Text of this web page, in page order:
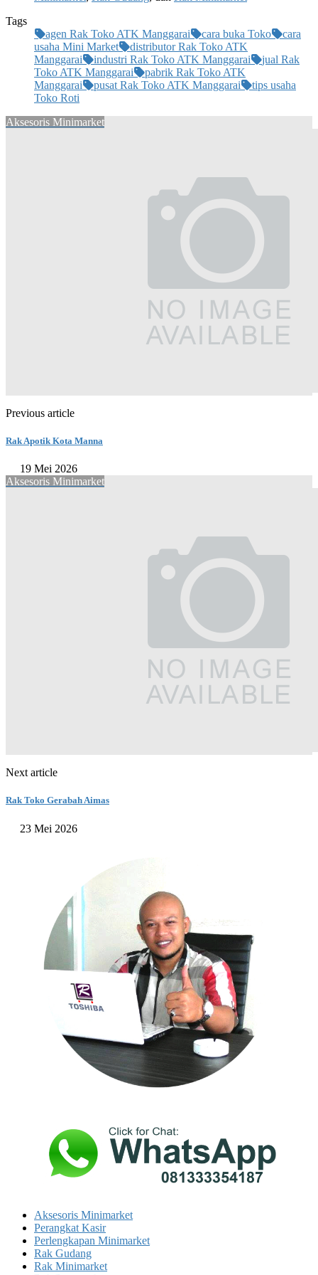
Tags
agen Rak Toko ATK Manggarai
cara buka Toko
cara
usaha Mini Market
distributor Rak Toko ATK
Manggarai
industri Rak Toko ATK Manggarai
jual Rak
Toko ATK Manggarai
pabrik Rak Toko ATK
Manggarai
pusat Rak Toko ATK Manggarai
tips usaha
Toko Roti
Aksesoris Minimarket
Previous article
Rak Apotik Kota Manna
19 Mei 2026
Aksesoris Minimarket
Next article
Rak Toko Gerabah Aimas
23 Mei 2026
Aksesoris Minimarket
Perangkat Kasir
Perlengkapan Minimarket
Rak Gudang
Rak Minimarket